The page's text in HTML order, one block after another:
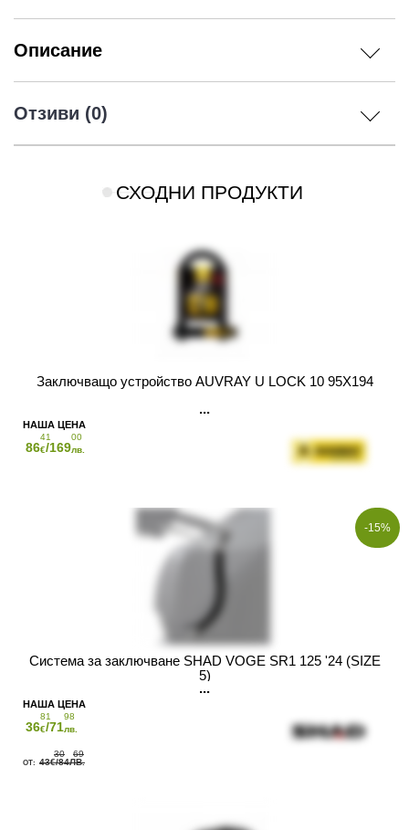
Описание
Отзиви (0)
СХОДНИ ПРОДУКТИ
Заключващо устройство AUVRAY U LOCK 10 95X194
86
41
€/169
00
лв.
-15%
Система за заключване SHAD VOGE SR1 125 '24 (SIZE
5)
36
81
€/71
98
лв.
43
30
€/84
69
ЛВ.